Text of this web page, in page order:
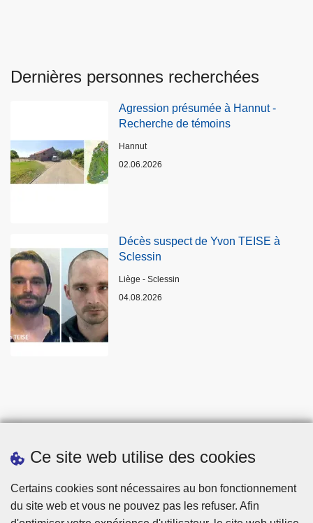
Ce site web utilise des cookies
Certains cookies sont nécessaires au bon fonctionnement
du site web et vous ne pouvez pas les refuser. Afin
Dernières personnes recherchées
Agression présumée à Hannut -
Recherche de témoins
Lieux
Hannut
02.06.2026
Décès suspect de Yvon TEISE à
Sclessin
Lieux
Liège - Sclessin
04.08.2026
Statistiques